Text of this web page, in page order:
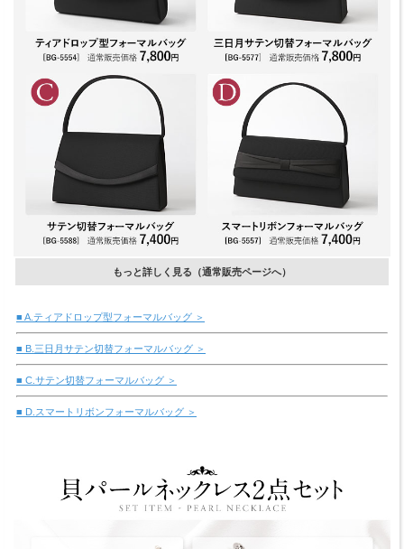
もっと詳しく見る（通常販売ページへ）
■ A.ティアドロップ型フォーマルバッグ ＞
■ B.三日月サテン切替フォーマルバッグ ＞
■ C.サテン切替フォーマルバッグ ＞
■ D.スマートリボンフォーマルバッグ ＞